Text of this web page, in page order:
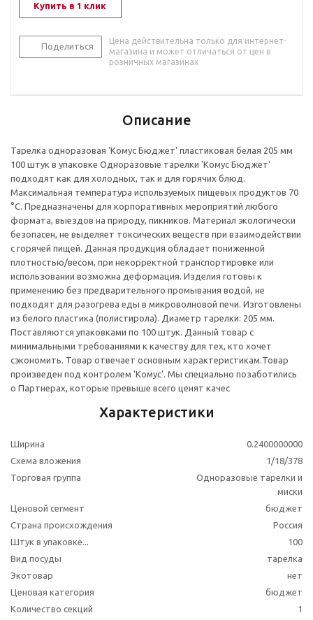
Купить в 1 клик
Поделиться
Цена действительна только для интернет-
магазина и может отличаться от цен в
розничных магазинах
Описание
Тарелка одноразовая 'Комус Бюджет' пластиковая белая 205 мм
100 штук в упаковке Одноразовые тарелки 'Комус Бюджет'
подходят как для холодных, так и для горячих блюд.
Максимальная температура используемых пищевых продуктов 70
°С. Предназначены для корпоративных мероприятий любого
формата, выездов на природу, пикников. Материал экологически
безопасен, не выделяет токсических веществ при взаимодействии
с горячей пищей. Данная продукция обладает пониженной
плотностью/весом, при некорректной транспортировке или
использовании возможна деформация. Изделия готовы к
применению без предварительного промывания водой, не
подходят для разогрева еды в микроволновой печи. Изготовлены
из белого пластика (полистирола). Диаметр тарелки: 205 мм.
Поставляются упаковками по 100 штук. Данный товар с
минимальными требованиями к качеству для тех, кто хочет
сэкономить. Товар отвечает основным характеристикам.Товар
произведен под контролем 'Комус'. Мы специально позаботились
о Партнерах, которые превыше всего ценят качес
Характеристики
Ширина
0.2400000000
Схема вложения
1/18/378
Торговая группа
Одноразовые тарелки и
миски
Ценовой сегмент
бюджет
Страна происхождения
Россия
Штук в упаковке...
100
Вид посуды
тарелка
Экотовар
нет
Ценовая категория
бюджет
Количество секций
1